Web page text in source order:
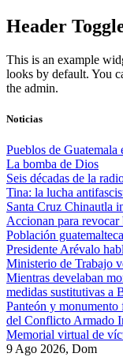
Skip
to
Header
This is an example
looks by default. You
the admin.
Noticias
Pueblos de Guatemala
La bomba de Dios
Seis décadas de la
Tina: la lucha
Santa Cruz Chinautla
Accionan para
Población
Presidente Arévalo
Ministerio de Trabajo
Mientras develaban
medidas sustitutivas a
Panteón y monumento
del Conflicto Armado
Memorial virtual de
9 Ago 2026, Dom